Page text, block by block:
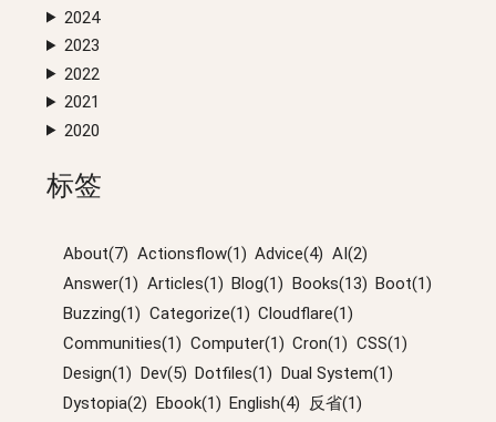
2024
2023
2022
2021
2020
标签
About(7) Actionsflow(1) Advice(4) AI(2)
Answer(1) Articles(1) Blog(1) Books(13) Boot(1)
Buzzing(1) Categorize(1) Cloudflare(1)
Communities(1) Computer(1) Cron(1) CSS(1)
Design(1) Dev(5) Dotfiles(1) Dual System(1)
Dystopia(2) Ebook(1) English(4) 反省(1)